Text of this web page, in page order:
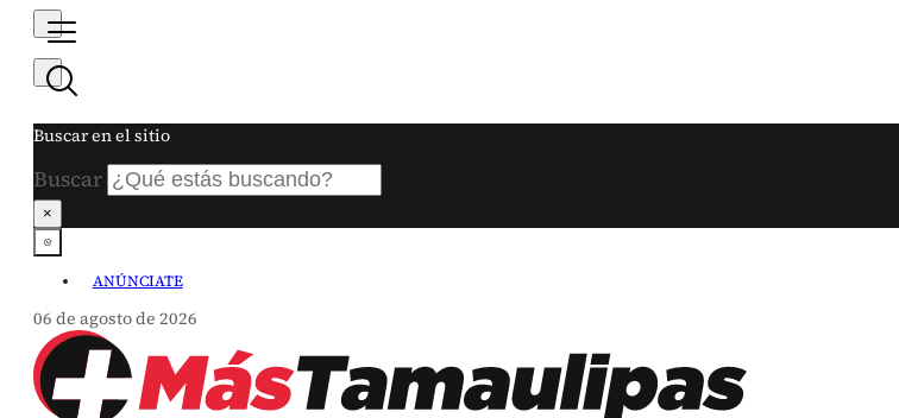
Buscar en el sitio
Buscar
×
ANÚNCIATE
06 de agosto de 2026